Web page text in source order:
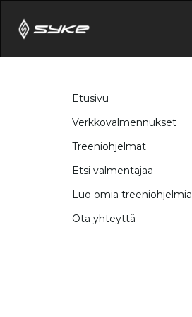
Etusivu
Verkkovalmennukset
Treeniohjelmat
Etsi valmentajaa
Luo omia treeniohjelmia
Ota yhteyttä